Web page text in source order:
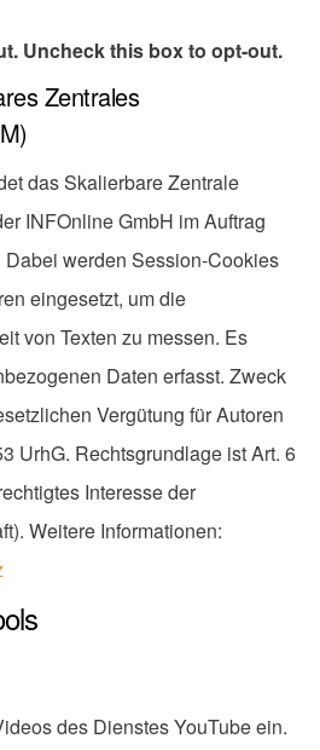
Uncheck this box to opt-out.
Zentrales
das Skalierbare Zentrale
INFOnline GmbH im Auftrag
Dabei werden Session-Cookies
eingesetzt, um die
von Texten zu messen. Es
Daten erfasst. Zweck
Vergütung für Autoren
UrhG. Rechtsgrundlage ist Art. 6
Interesse der
Weitere Informationen:
des Dienstes YouTube ein.